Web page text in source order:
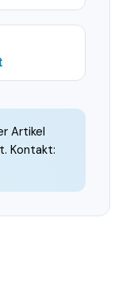
Artikel
Kontakt: